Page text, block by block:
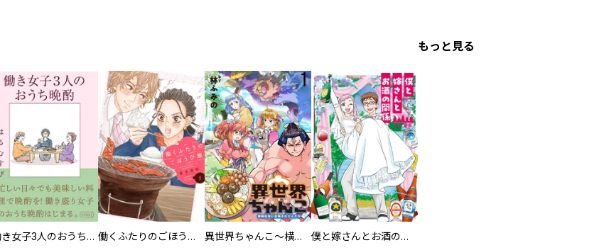
もっと見る
働き女子3人のおうち晩酌 働くふたりのごほうび飯 異世界ちゃんこ～横綱目前に召喚されたんだが～ 【連載版】 僕と嫁さんとお酒の関係